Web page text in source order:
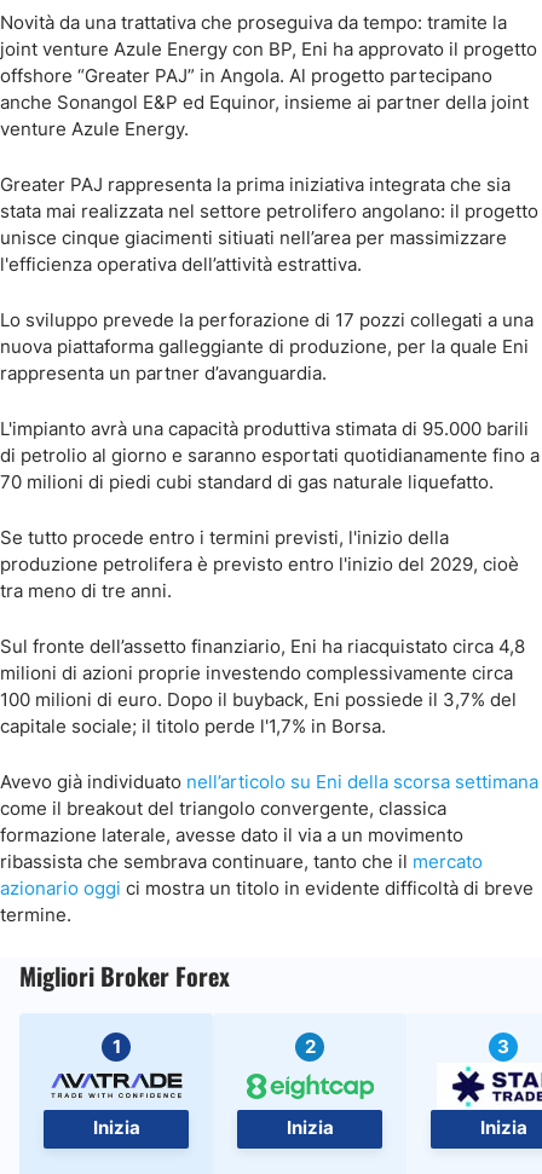
Novità da una trattativa che proseguiva da tempo: tramite la
joint venture Azule Energy con BP, Eni ha approvato il progetto
offshore “Greater PAJ” in Angola. Al progetto partecipano
anche Sonangol E&P ed Equinor, insieme ai partner della joint
venture Azule Energy.
Greater PAJ rappresenta la prima iniziativa integrata che sia
stata mai realizzata nel settore petrolifero angolano: il progetto
unisce cinque giacimenti sitiuati nell’area per massimizzare
l'efficienza operativa dell’attività estrattiva.
Lo sviluppo prevede la perforazione di 17 pozzi collegati a una
nuova piattaforma galleggiante di produzione, per la quale Eni
rappresenta un partner d’avanguardia.
L'impianto avrà una capacità produttiva stimata di 95.000 barili
di petrolio al giorno e saranno esportati quotidianamente fino a
70 milioni di piedi cubi standard di gas naturale liquefatto.
Se tutto procede entro i termini previsti, l'inizio della
produzione petrolifera è previsto entro l'inizio del 2029, cioè
tra meno di tre anni.
Sul fronte dell’assetto finanziario, Eni ha riacquistato circa 4,8
milioni di azioni proprie investendo complessivamente circa
100 milioni di euro. Dopo il buyback, Eni possiede il 3,7% del
capitale sociale; il titolo perde l'1,7% in Borsa.
Avevo già individuato nell’articolo su Eni della scorsa settimana
come il breakout del triangolo convergente, classica
formazione laterale, avesse dato il via a un movimento
ribassista che sembrava continuare, tanto che il mercato
azionario oggi ci mostra un titolo in evidente difficoltà di breve
termine.
Migliori Broker Forex
1
Inizia
2
Inizia
3
Inizia